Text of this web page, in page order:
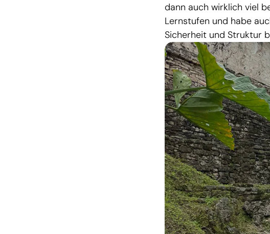
dann auch wirklich viel
Lernstufen und habe
Sicherheit und Struktur